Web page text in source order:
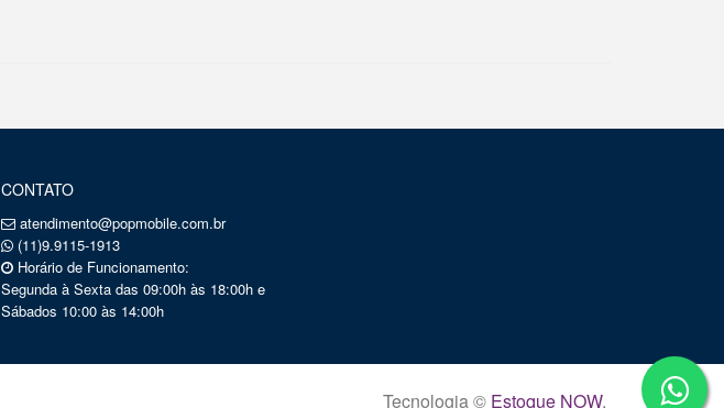
CONTATO
atendimento@popmobile.com.br
(11)9.9115-1913
Horário de Funcionamento:
Segunda à Sexta das 09:00h às 18:00h e
Sábados 10:00 às 14:00h
Tecnologia © Estoque NOW.